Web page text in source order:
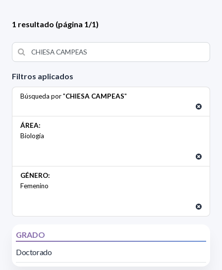
Filtros aplicados
Búsqueda por "CHIESA CAMPEAS"
ÁREA:
Biología
GÉNERO:
Femenino
GRADO
Doctorado
1 resultado (página 1/1)